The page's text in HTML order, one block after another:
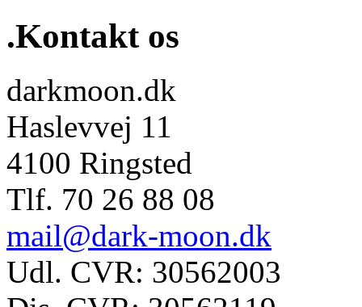
.Kontakt os
darkmoon.dk
Haslevvej 11
4100 Ringsted
Tlf. 70 26 88 08
mail@dark-moon.dk
Udl. CVR: 30562003